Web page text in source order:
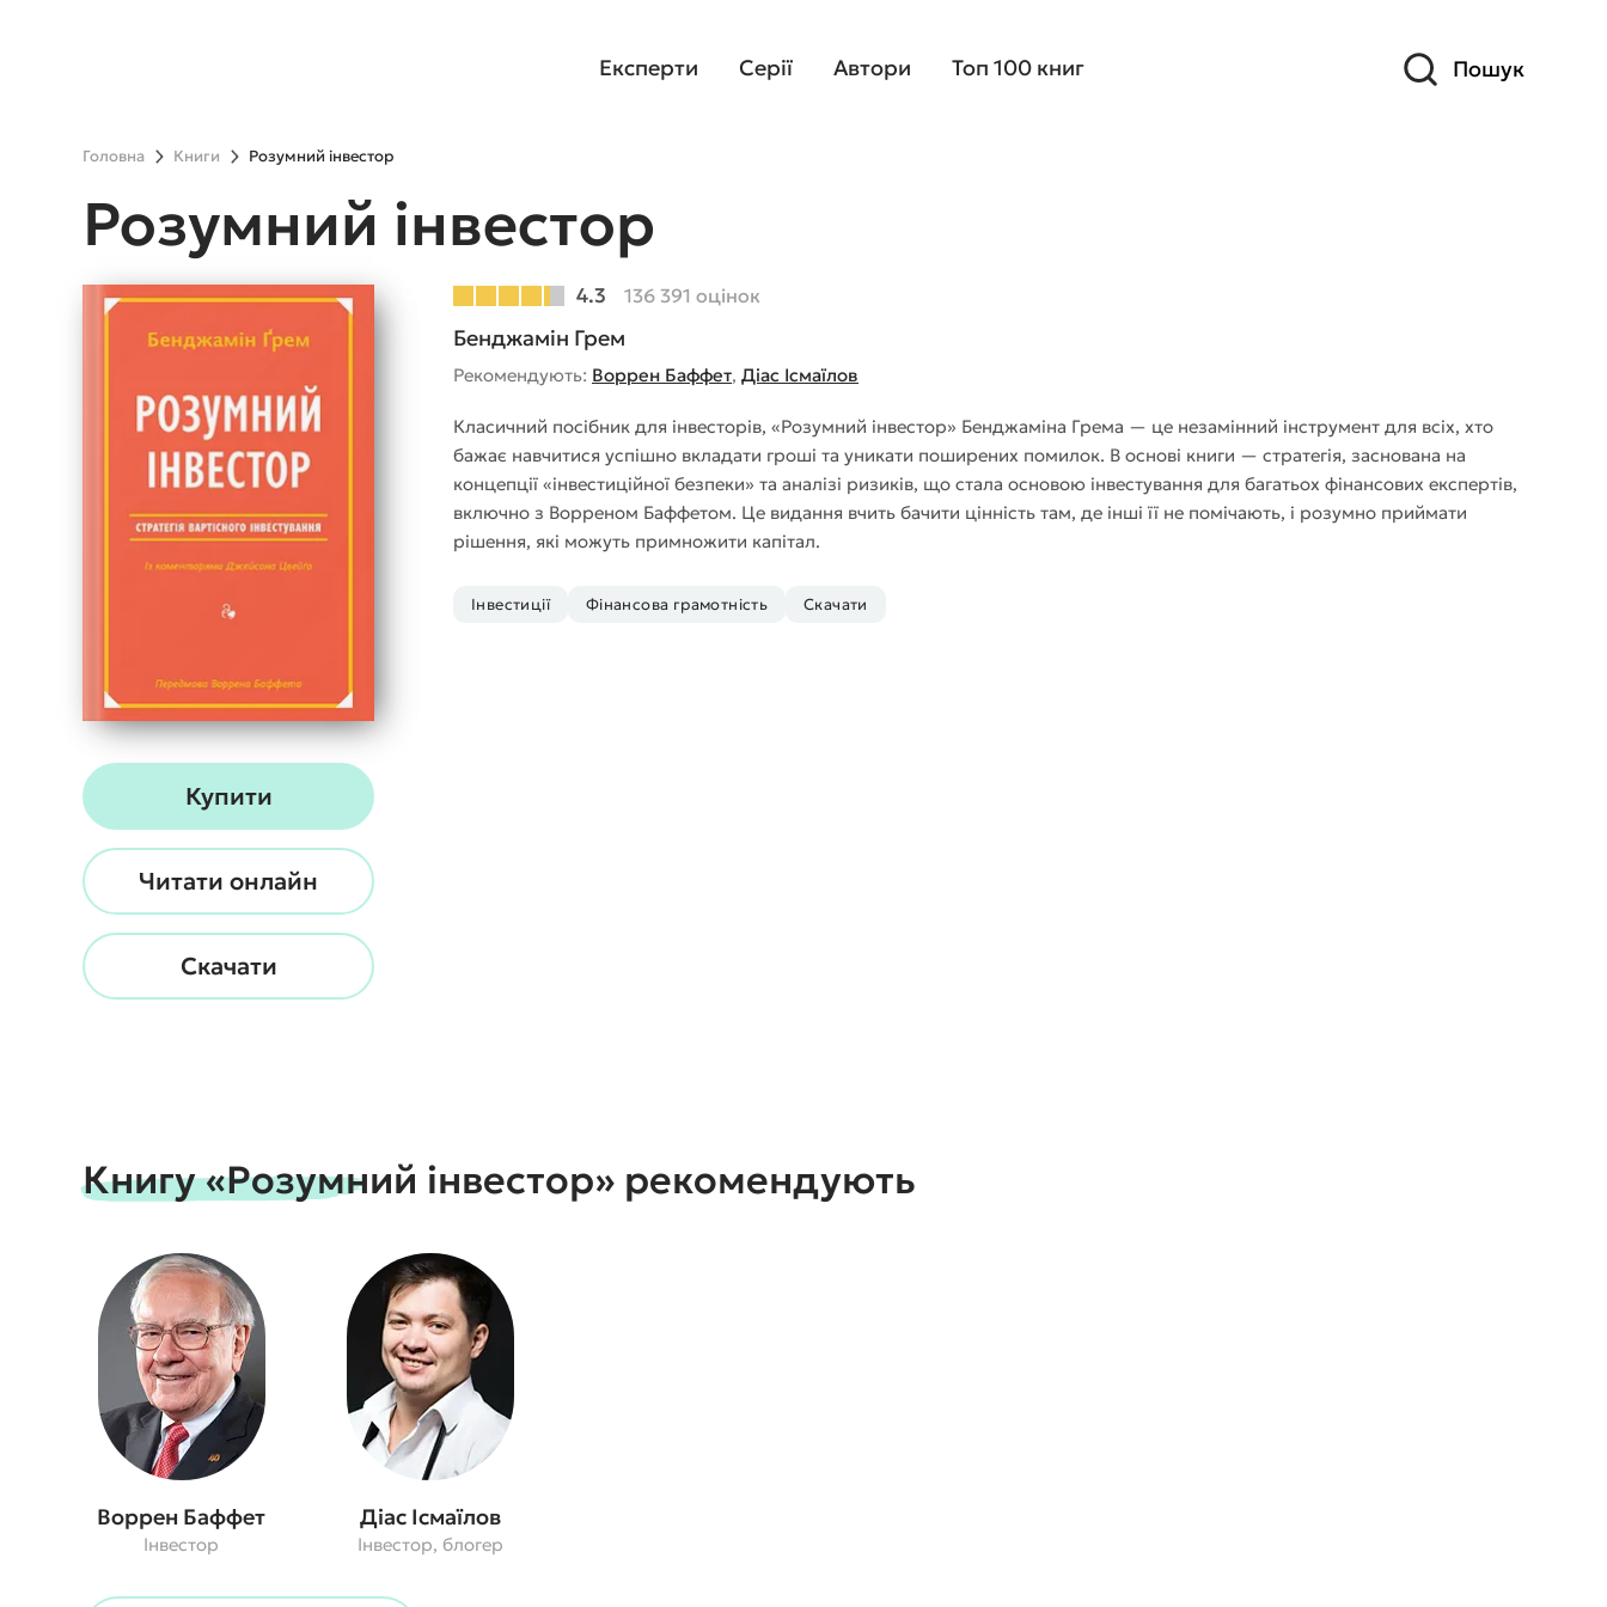
Експерти Серії Автори Топ 100 книг Пошук
Головна Книги Розумний інвестор
Розумний інвестор
Купити
Читати онлайн
Скачати
4.3 136 391 оцінок
Бенджамін Грем
Рекомендують: Воррен Баффет, Діас Ісмаїлов
Класичний посібник для інвесторів, «Розумний інвестор» Бенджаміна Грема — це незамінний інструмент для всіх, хто
бажає навчитися успішно вкладати гроші та уникати поширених помилок. В основі книги — стратегія, заснована на
концепції «інвестиційної безпеки» та аналізі ризиків, що стала основою інвестування для багатьох фінансових експертів,
включно з Ворреном Баффетом. Це видання вчить бачити цінність там, де інші її не помічають, і розумно приймати
рішення, які можуть примножити капітал.
Інвестиції Фінансова грамотність Скачати
Книгу «Розумний інвестор» рекомендують
Воррен Баффет
Інвестор
Діас Ісмаїлов
Інвестор, блогер